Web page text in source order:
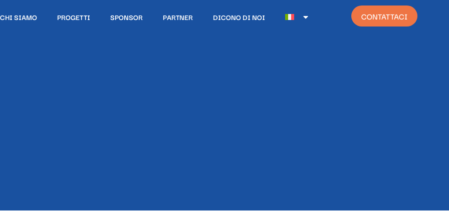
CHI SIAMO PROGETTI SPONSOR PARTNER DICONO DI NOI CONTATTACI